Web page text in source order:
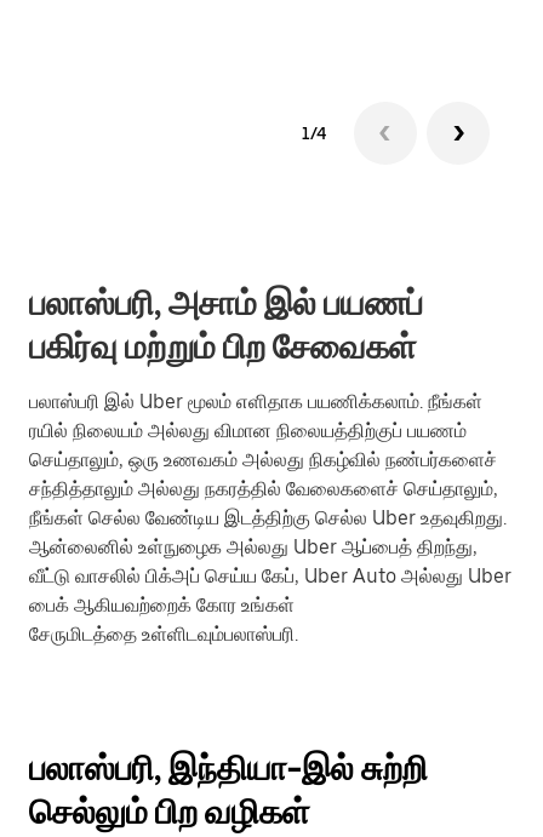
1/4
பலாஸ்பரி, அசாம் இல் பயணப்
பகிர்வு மற்றும் பிற சேவைகள்
பலாஸ்பரி இல் Uber மூலம் எளிதாக பயணிக்கலாம். நீங்கள்
ரயில் நிலையம் அல்லது விமான நிலையத்திற்குப் பயணம்
செய்தாலும், ஒரு உணவகம் அல்லது நிகழ்வில் நண்பர்களைச்
சந்தித்தாலும் அல்லது நகரத்தில் வேலைகளைச் செய்தாலும்,
நீங்கள் செல்ல வேண்டிய இடத்திற்கு செல்ல Uber உதவுகிறது.
ஆன்லைனில் உள்நுழைக அல்லது Uber ஆப்பைத் திறந்து,
வீட்டு வாசலில் பிக்அப் செய்ய கேப், Uber Auto அல்லது Uber
பைக் ஆகியவற்றைக் கோர உங்கள்
சேருமிடத்தை உள்ளிடவும்பலாஸ்பரி.
பலாஸ்பரி, இந்தியா-இல் சுற்றி
செல்லும் பிற வழிகள்